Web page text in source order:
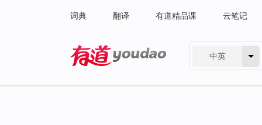
词典 翻译 有道精品课 云笔记
中英